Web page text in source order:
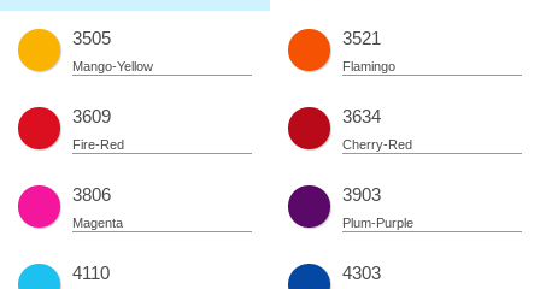
3505
Mango-Yellow
3521
Flamingo
3609
Fire-Red
3634
Cherry-Red
3806
Magenta
3903
Plum-Purple
4110 4303